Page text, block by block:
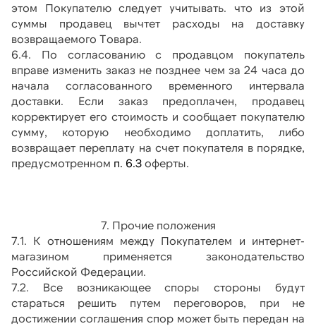
этом Покупателю следует учитывать. что из этой
суммы продавец вычтет расходы на доставку
возвращаемого Товара.
6.4. По согласованию с продавцом покупатель
вправе изменить заказ не позднее чем за 24 часа до
начала согласованного временного интервала
доставки. Если заказ предоплачен, продавец
корректирует его стоимость и сообщает покупателю
сумму, которую необходимо доплатить, либо
возвращает переплату на счет покупателя в порядке,
предусмотренном п. 6.3 оферты.
7. Прочие положения
7.1. К отношениям между Покупателем и интернет-
магазином применяется законодательство
Российской Федерации.
7.2. Все возникающее споры стороны будут
стараться решить путем переговоров, при не
достижении соглашения спор может быть передан на